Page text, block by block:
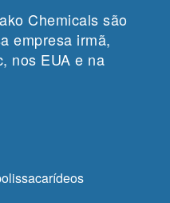
Chemicals são
empresa irmã,
nos EUA e na